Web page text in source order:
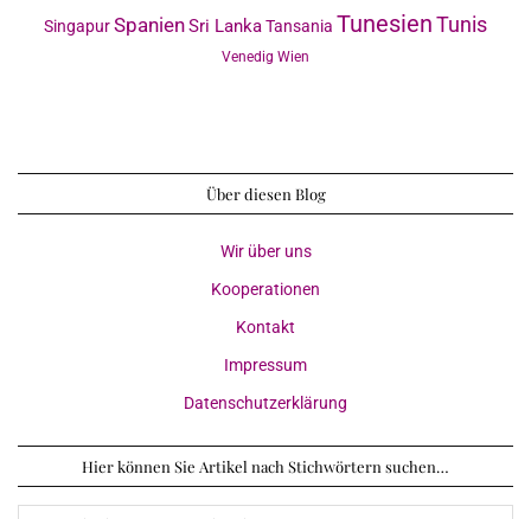
SingapurSpanienSri Lanka Tansania TunesienTunis
Venedig Wien
Über diesen Blog
Wir über uns
Kooperationen
Kontakt
Impressum
Datenschutzerklärung
Hier können Sie Artikel nach Stichwörtern suchen…